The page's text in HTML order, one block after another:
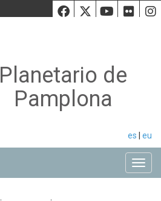
Facebook
Twiiter
Planetario de
Pamplona
es eu